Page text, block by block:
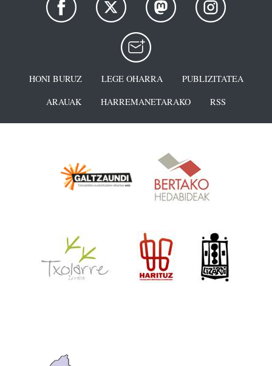
HONI BURUZ LEGE OHARRA
PUBLIZITATEA
ARAUAK
HARREMANETARAKO RSS